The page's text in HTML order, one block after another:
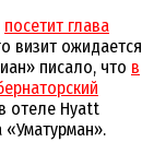
посетит глава
визит ожидается
писало, что в
отеле Hyatt
«Уматурман».